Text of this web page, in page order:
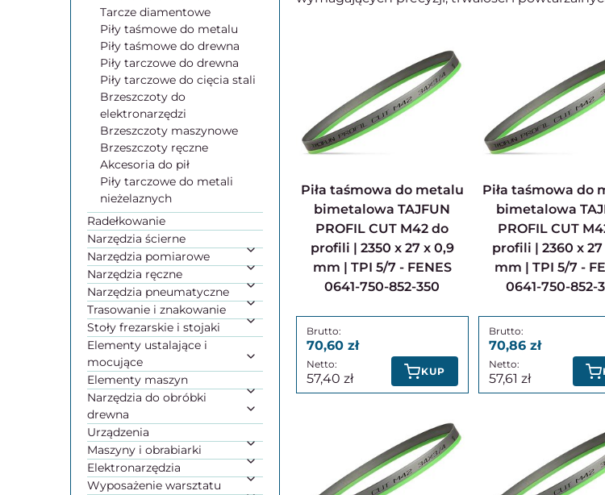
Tarcze diamentowe
Piły taśmowe do metalu
Piły taśmowe do drewna
Piły tarczowe do drewna
Piły tarczowe do cięcia stali
Brzeszczoty do
elektronarzędzi
Brzeszczoty maszynowe
Brzeszczoty ręczne
Akcesoria do pił
Piły tarczowe do metali
nieżelaznych
Radełkowanie
Narzędzia ścierne
Narzędzia pomiarowe
Narzędzia ręczne
Narzędzia pneumatyczne
Trasowanie i znakowanie
Stoły frezarskie i stojaki
Elementy ustalające i
mocujące
Elementy maszyn
Narzędzia do obróbki
drewna
Urządzenia
Maszyny i obrabiarki
Elektronarzędzia
Wyposażenie warsztatu
Piła taśmowa do metalu
bimetalowa TAJFUN
PROFIL CUT M42 do
profili | 2350 x 27 x 0,9
mm | TPI 5/7 - FENES
0641-750-852-350
70,60
57,40 KUP
Piła taśmowa do metalu
bimetalowa
PROFIL CUT
profili | 2360 x 27
mm | TPI 5/7 -
0641-750-852-
70,86
57,61